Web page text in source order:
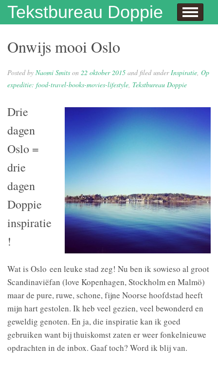
Tekstbureau Doppie
Hallo
Dit doe ik!
Dit doe ik ook!
Enthousiaste opdrachtgevers
Over mij
Publicaties
Wie niet leest is gek
Juf Naomi klapt uit de school
Eh…juf, hoe krijg je eigenlijk kinderen?
Columns
In de media
Contact
Privacybeleid
Onwijs mooi Oslo
Posted by Naomi Smits on 22 oktober 2015 and filed underInspiratie, Op
expeditie: food-travel-books-movies-lifestyle, Tekstbureau Doppie
Drie
dagen
Oslo =
drie
dagen
Doppie
inspiratie
!
Wat is Oslo een leuke stad zeg! Nu ben ik sowieso al groot
Scandinaviëfan (love Kopenhagen, Stockholm en Malmö)
maar de pure, ruwe, schone, fijne Noorse hoofdstad heeft
mijn hart gestolen. Ik heb veel gezien, veel bewonderd en
geweldig genoten. En ja, die inspiratie kan ik goed
gebruiken want bij thuiskomst zaten er weer fonkelnieuwe
opdrachten in de inbox. Gaaf toch? Word ik blij van.